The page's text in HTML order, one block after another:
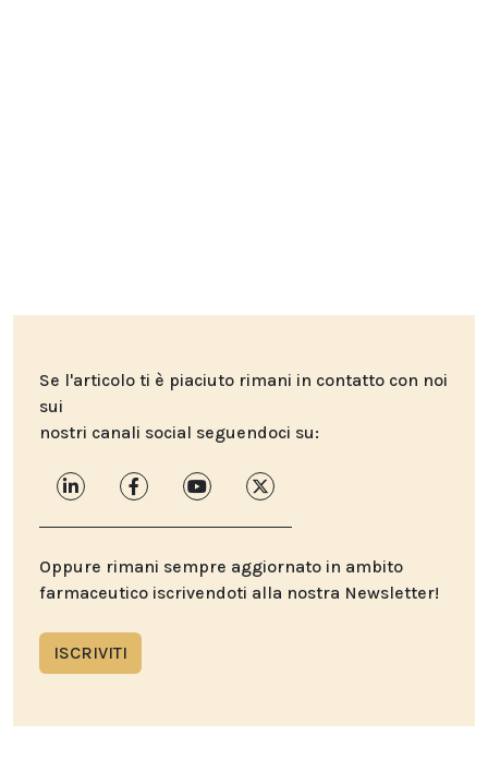
Se l'articolo ti è piaciuto rimani in contatto con noi
sui
nostri canali social seguendoci su:
Oppure rimani sempre aggiornato in ambito
farmaceutico iscrivendoti alla nostra Newsletter!
ISCRIVITI